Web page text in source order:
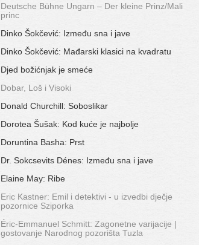
Deutsche Bühne Ungarn – Der kleine Prinz/Mali
princ
Dinko Šokčević: Između sna i jave
Dinko Šokčević: Mađarski klasici na kvadratu
Djed božićnjak je smeće
Dobar, Loš i Visoki
Donald Churchill: Soboslikar
Dorotea Šušak: Kod kuće je najbolje
Doruntina Basha: Prst
Dr. Sokcsevits Dénes: Između sna i jave
Elaine May: Ribe
Eric Kastner: Emil i detektivi - u izvedbi dječje
pozornice Sziporka
Éric-Emmanuel Schmitt: Zagonetne varijacije |
gostovanje Narodnog pozorišta Tuzla